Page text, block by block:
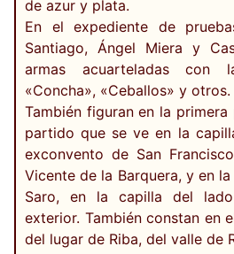
de azur y plata.
En el expediente de
Santiago, Ángel Miera y
armas acuarteladas con
«Concha», «Ceballos» y otros.
También figuran en la
partido que se ve en la
exconvento de San
Vicente de la Barquera, y en
Saro, en la capilla del
exterior. También constan en
del lugar de Riba, del valle de